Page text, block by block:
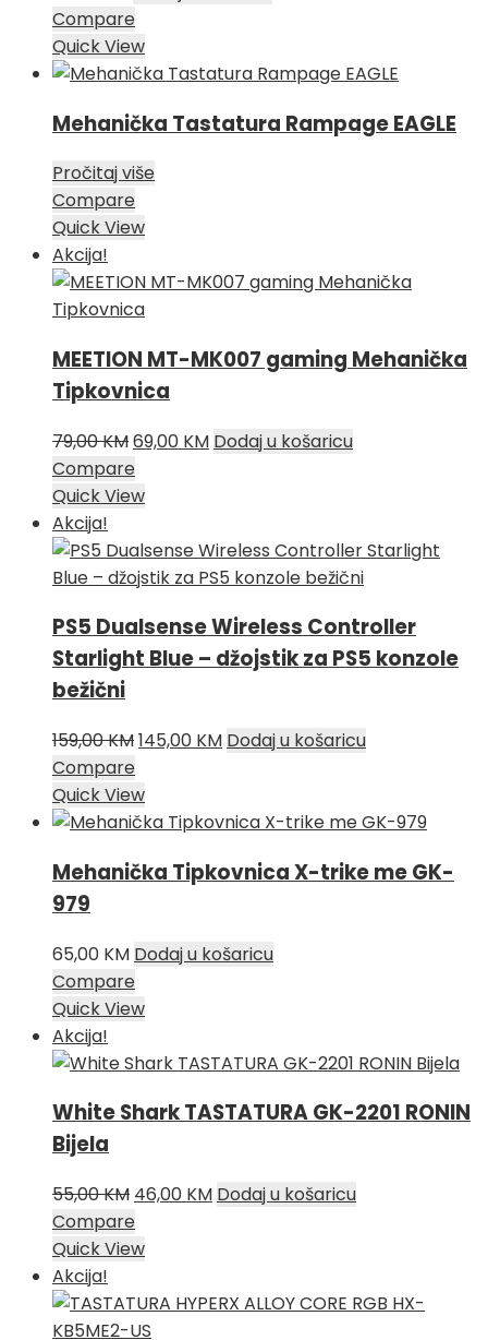
Compare
Quick View
Mehanička Tastatura Rampage EAGLE
Pročitaj više
Compare
Quick View
Akcija!
MEETION MT-MK007 gaming Mehanička
Tipkovnica
79,00KMIzvorna
cijena
bila
79,00 KM.
69,00 KMTrenutna
Dodaj u košaricu
Compare
Quick View
Akcija!
PS5 Dualsense Wireless Controller
Starlight Blue – džojstik za PS5 konzole
bežični
159,00KMIzvorna
bila
je:
145,00 KMTrenutna
145,00 KM.
Dodaj u košaricu
Compare
Quick View
Mehanička Tipkovnica X-trike me GK-
979
65,00 KM Dodaj u košaricu
Compare
Quick View
Akcija!
White Shark TASTATURA GK-2201 RONIN
Bijela
55,00KM Izvorna
cijena
bila
55,00 KM.
46,00 KMTrenutna
Dodaj u košaricu
Compare
Quick View
Akcija!